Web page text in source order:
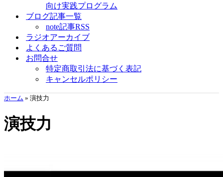
向け実践プログラム
ブログ記事一覧
note記事RSS
ラジオアーカイブ
よくあるご質問
お問合せ
特定商取引法に基づく表記
キャンセルポリシー
ホーム » 演技力
演技力